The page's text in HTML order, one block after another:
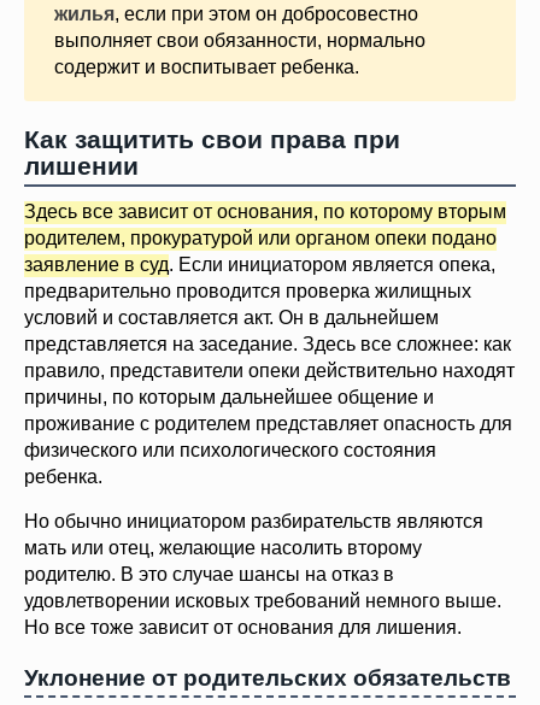
жилья, если при этом он добросовестно
выполняет свои обязанности, нормально
содержит и воспитывает ребенка.
Как защитить свои права при
лишении
Здесь все зависит от основания, по которому вторым
родителем, прокуратурой или органом опеки подано
заявление в суд. Если инициатором является опека,
предварительно проводится проверка жилищных
условий и составляется акт. Он в дальнейшем
представляется на заседание. Здесь все сложнее: как
правило, представители опеки действительно находят
причины, по которым дальнейшее общение и
проживание с родителем представляет опасность для
физического или психологического состояния
ребенка.
Но обычно инициатором разбирательств являются
мать или отец, желающие насолить второму
родителю. В это случае шансы на отказ в
удовлетворении исковых требований немного выше.
Но все тоже зависит от основания для лишения.
Уклонение от родительских обязательств